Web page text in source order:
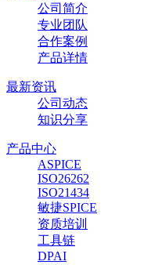
公司简介
专业团队
合作案例
产品详情
最新资讯
公司动态
知识分享
产品中心
ASPICE
ISO26262
ISO21434
敏捷SPICE
资质培训
工具链
DPAI